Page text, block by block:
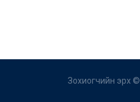
Зохиогчийн эрх ©